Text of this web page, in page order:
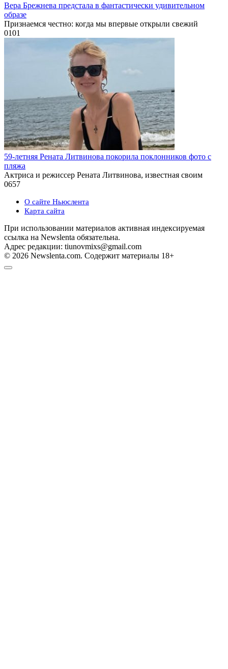
Вера Брежнева предстала в фантастически удивительном
образе
Признаемся честно: когда мы впервые открыли свежий
0101
59-летняя Рената Литвинова покорила поклонников фото с
пляжа
Актриса и режиссер Рената Литвинова, известная своим
0657
О сайте Ньюслента
Карта сайта
При использовании материалов активная индексируемая
ссылка на Newslenta обязательна.
Адрес редакции: tiunovmixs@gmail.com
© 2026 Newslenta.com. Содержит материалы 18+